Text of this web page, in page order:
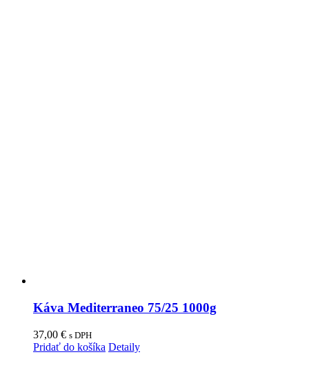
Káva Mediterraneo 75/25 1000g
37,00 € s DPH
Pridať do košíka Detaily